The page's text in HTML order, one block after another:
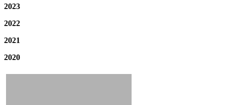
2023
2022
2021
2020